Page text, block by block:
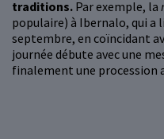
traditions. Par exemple, la
populaire) à Ibernalo, qui a
septembre, en coïncidant
journée débute avec une
finalement une procession